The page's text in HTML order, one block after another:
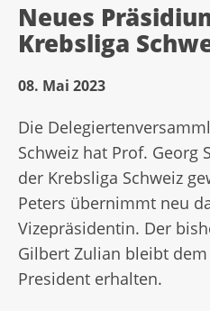
Neues
Krebsliga
08. Mai 2023
Die
Schweiz hat Prof. Georg
der Krebsliga Schweiz
Peters übernimmt neu
Vizepräsidentin. Der
Gilbert Zulian bleibt
President erhalten.